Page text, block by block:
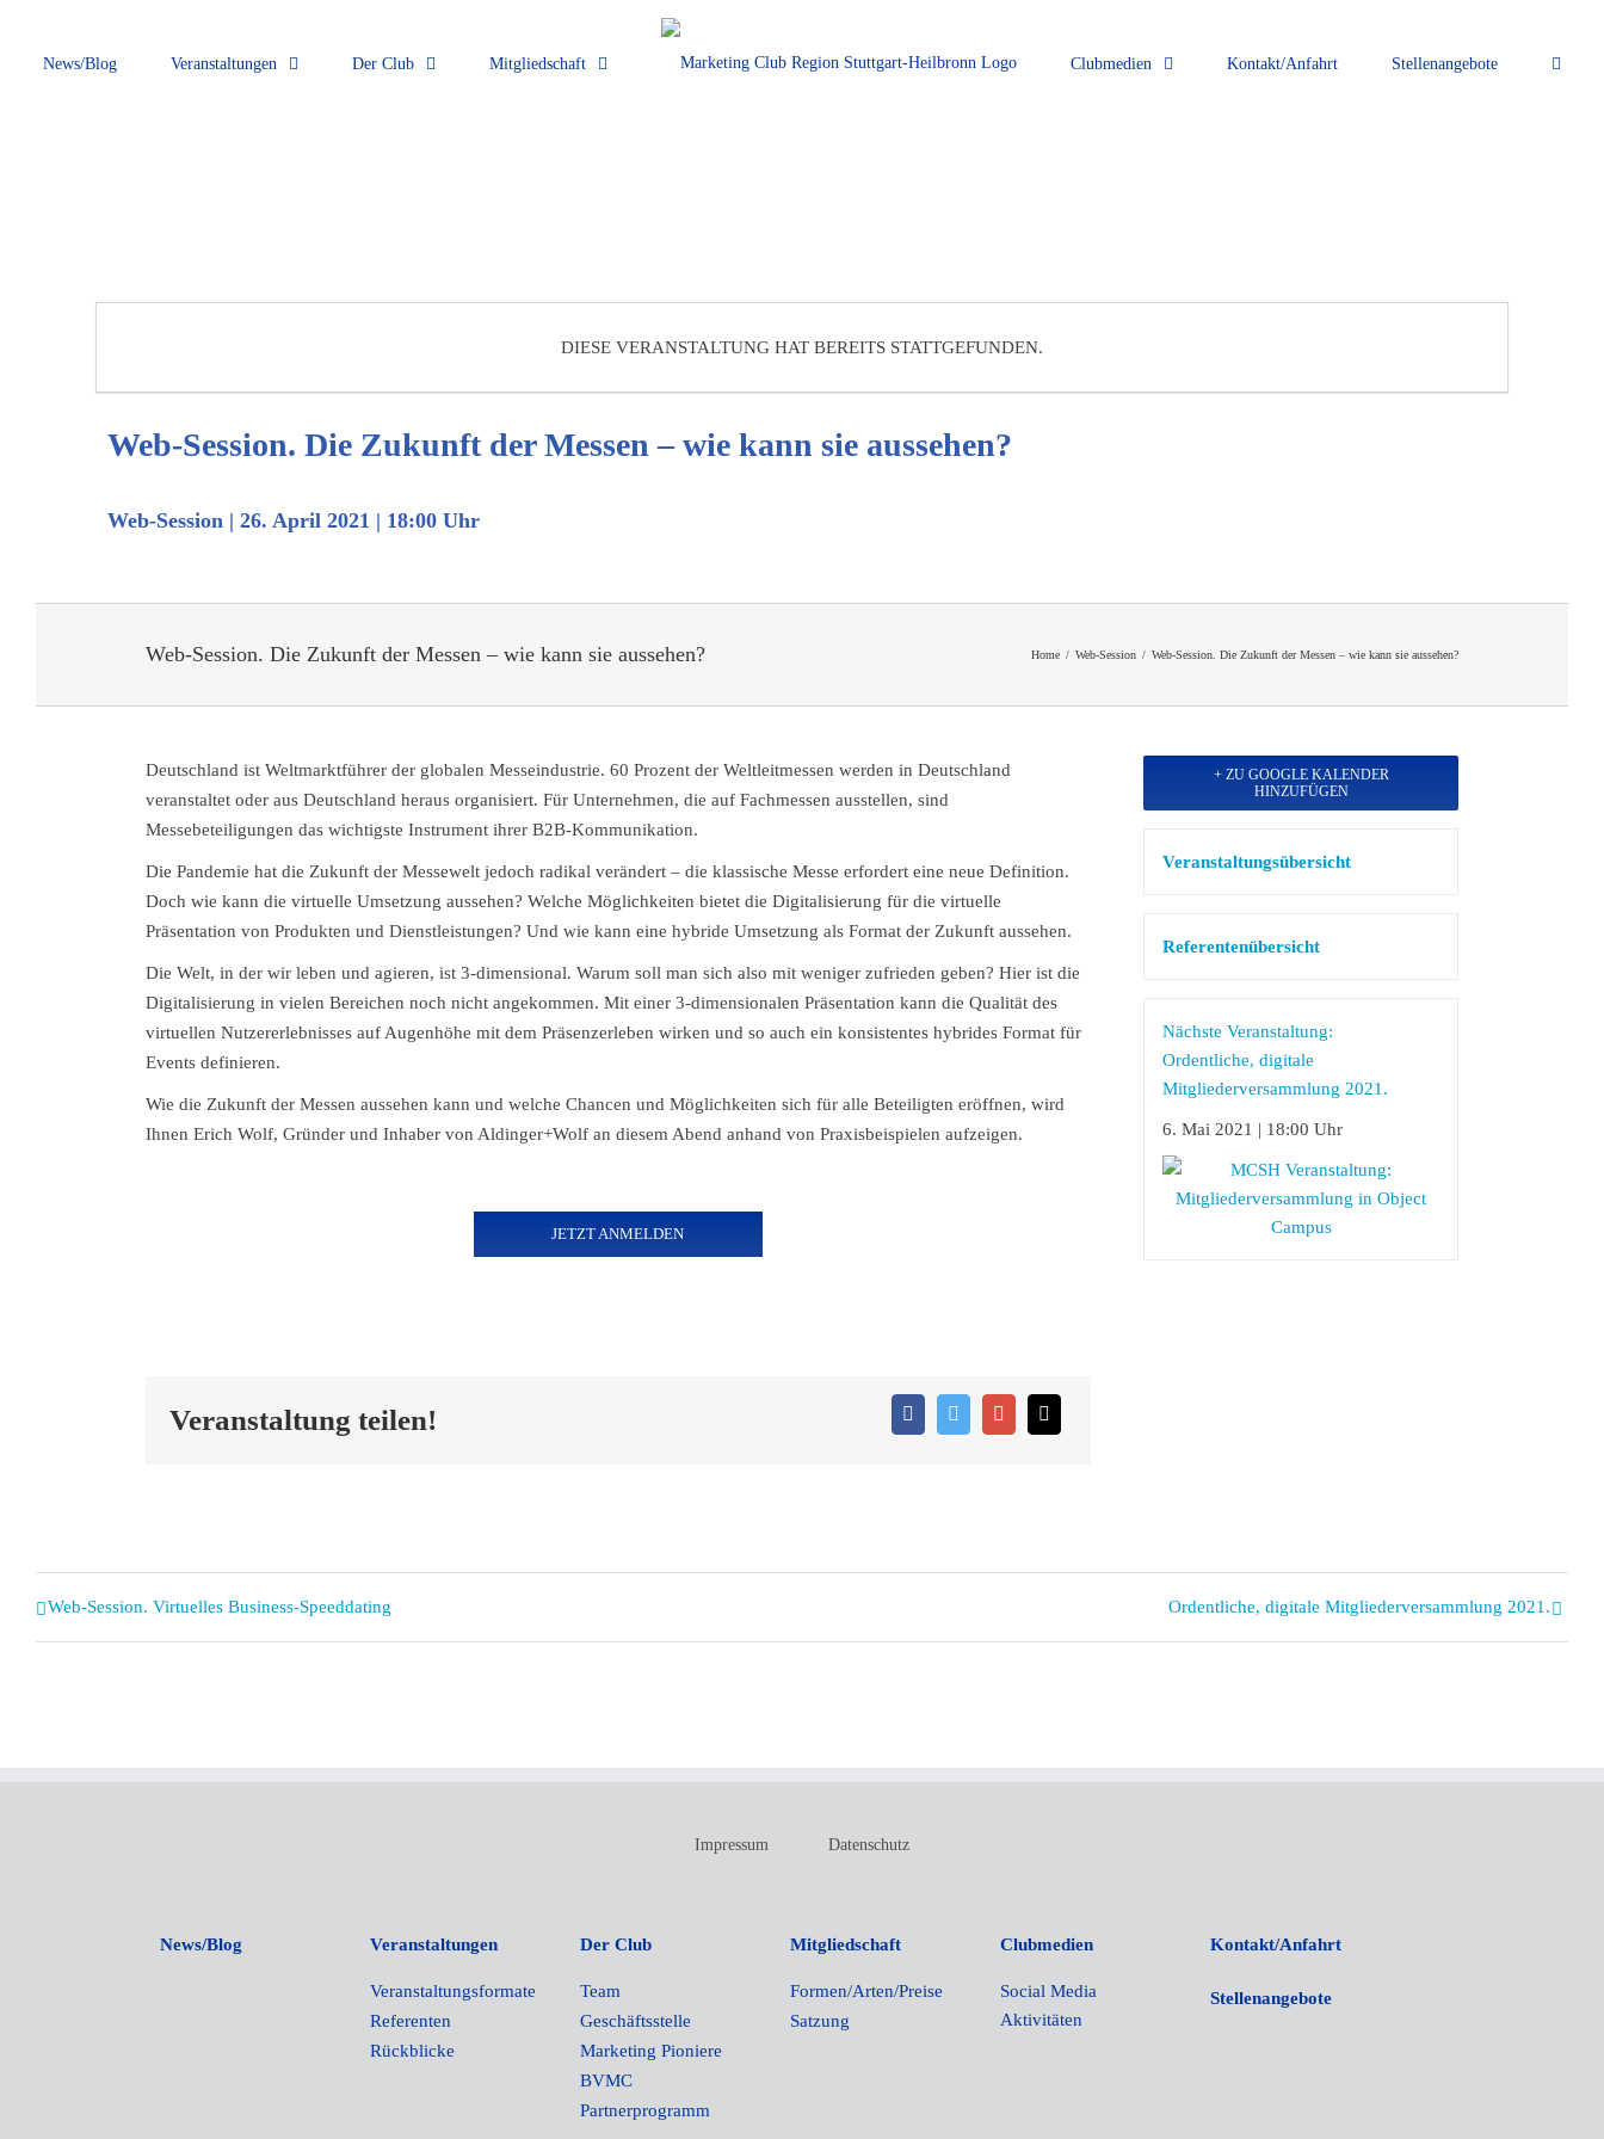
News/Blog Veranstaltungen Der Club Mitgliedschaft Clubmedien Kontakt/Anfahrt Stellenangebote
DIESE VERANSTALTUNG HAT BEREITS STATTGEFUNDEN.
Web-Session. Die Zukunft der Messen – wie kann sie aussehen?
Web-Session | 26. April 2021 | 18:00 Uhr
Web-Session. Die Zukunft der Messen – wie kann sie aussehen? Home / Web-Session / Web-Session. Die Zukunft der Messen – wie kann sie aussehen?
Deutschland ist Weltmarktführer der globalen Messeindustrie. 60 Prozent der Weltleitmessen werden in Deutschland
veranstaltet oder aus Deutschland heraus organisiert. Für Unternehmen, die auf Fachmessen ausstellen, sind
Messebeteiligungen das wichtigste Instrument ihrer B2B-Kommunikation.
Die Pandemie hat die Zukunft der Messewelt jedoch radikal verändert – die klassische Messe erfordert eine neue Definition.
Doch wie kann die virtuelle Umsetzung aussehen? Welche Möglichkeiten bietet die Digitalisierung für die virtuelle
Präsentation von Produkten und Dienstleistungen? Und wie kann eine hybride Umsetzung als Format der Zukunft aussehen.
Die Welt, in der wir leben und agieren, ist 3-dimensional. Warum soll man sich also mit weniger zufrieden geben? Hier ist die
Digitalisierung in vielen Bereichen noch nicht angekommen. Mit einer 3-dimensionalen Präsentation kann die Qualität des
virtuellen Nutzererlebnisses auf Augenhöhe mit dem Präsenzerleben wirken und so auch ein konsistentes hybrides Format für
Events definieren.
Wie die Zukunft der Messen aussehen kann und welche Chancen und Möglichkeiten sich für alle Beteiligten eröffnen, wird
Ihnen Erich Wolf, Gründer und Inhaber von Aldinger+Wolf an diesem Abend anhand von Praxisbeispielen aufzeigen.
JETZT ANMELDEN
Veranstaltung teilen!
+ ZU GOOGLE KALENDER
HINZUFÜGEN
Veranstaltungsübersicht
Referentenübersicht
Nächste Veranstaltung:
Ordentliche, digitale
Mitgliederversammlung 2021.
6. Mai 2021 | 18:00 Uhr
Veranstaltung
Navigation
Web-Session. Virtuelles Business-Speeddating Ordentliche, digitale Mitgliederversammlung 2021.
Impressum Datenschutz
News/Blog Veranstaltungen
Veranstaltungsformate
Referenten
Rückblicke
Der Club
Team
Geschäftsstelle
Marketing Pioniere
BVMC
Partnerprogramm
Mitgliedschaft
Formen/Arten/Preise
Satzung
Clubmedien
Social Media
Aktivitäten
Kontakt/Anfahrt
Stellenangebote